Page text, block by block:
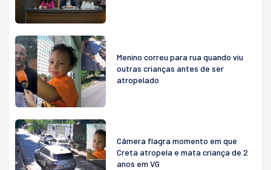
Menino correu para rua quando viu
outras crianças antes de ser
atropelado
Câmera flagra momento em que
Creta atropela e mata criança de 2
anos em VG